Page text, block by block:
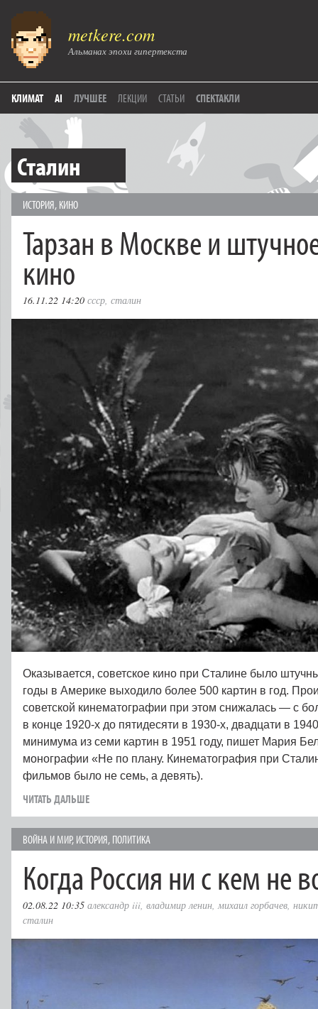
metkere.com
Альманах эпохи гипертекста
КЛИМАТ AI ЛУЧШЕЕ ЛЕКЦИИ СТАТЬИ СПЕКТАКЛИ
Сталин
ИСТОРИЯ, КИНО
Тарзан в Москве и
кино
16.11.22 14:20 ссср, сталин
Оказывается, советское кино при Сталине было
годы в Америке выходило более 500 картин в год.
советской кинематографии при этом снижалась — с
в конце 1920-х до пятидесяти в 1930-х, двадцати в
минимума из семи картин в 1951 году, пишет Мария
монографии «Не по плану. Кинематография при
фильмов было не семь, а девять).
ЧИТАТЬ ДАЛЬШЕ
ВОЙНА И МИР, ИСТОРИЯ, ПОЛИТИКА
Когда Россия ни с кем не
02.08.22 10:35 александр iii, владимир ленин,михаил горбачев,
сталин